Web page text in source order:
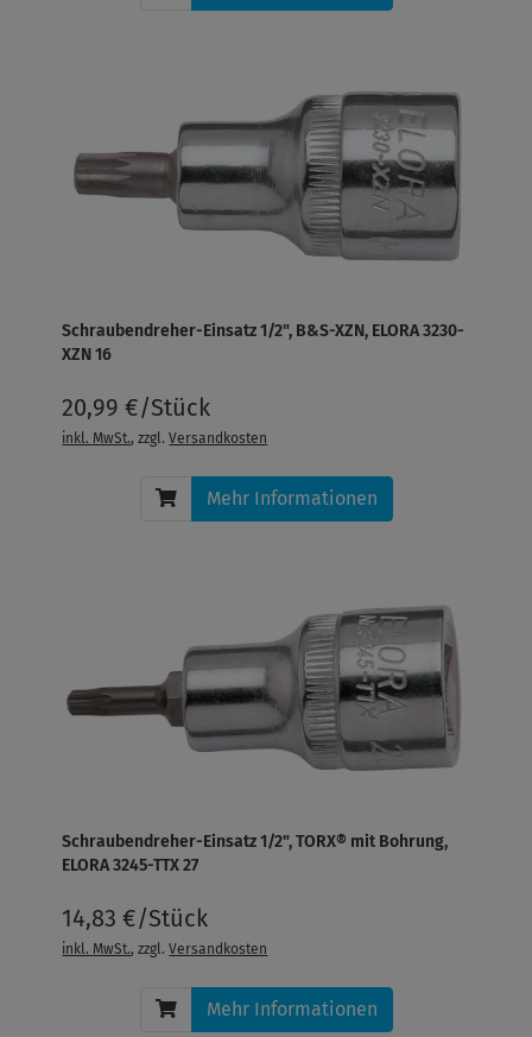
Schraubendreher-Einsatz 1/2", B&S-XZN, ELORA 3230-
XZN 16
20,99 €/Stück
inkl. MwSt., zzgl.Versandkosten
Mehr Informationen
Schraubendreher-Einsatz 1/2", TORX® mit Bohrung,
ELORA 3245-TTX 27
14,83 €/Stück
inkl. MwSt., zzgl.Versandkosten
Mehr Informationen